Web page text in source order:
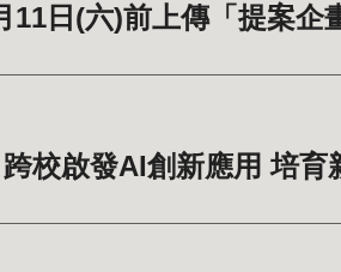
11日(六)前上傳「提案企
校啟發AI創新應用 培育